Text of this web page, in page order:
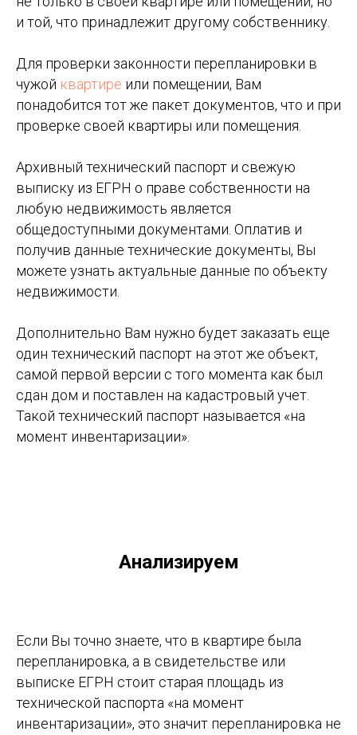
и той, что принадлежит другому собственнику.
Для проверки законности перепланировки в
чужой квартире или помещении, Вам
понадобится тот же пакет документов, что и при
проверке своей квартиры или помещения.
Архивный технический паспорт и свежую
выписку из ЕГРН о праве собственности на
любую недвижимость является
общедоступными документами. Оплатив и
получив данные технические документы, Вы
можете узнать актуальные данные по объекту
недвижимости.
Дополнительно Вам нужно будет заказать еще
один технический паспорт на этот же объект,
самой первой версии с того момента как был
сдан дом и поставлен на кадастровый учет.
Такой технический паспорт называется «на
момент инвентаризации».
Анализируем
Если Вы точно знаете, что в квартире была
перепланировка, а в свидетельстве или
выписке ЕГРН стоит старая площадь из
технической паспорта «на момент
инвентаризации», это значит перепланировка не